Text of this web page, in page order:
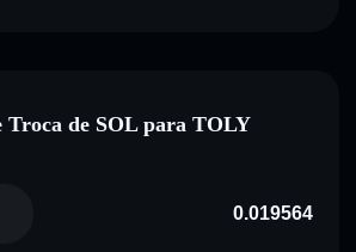
Troca de SOL para TOLY